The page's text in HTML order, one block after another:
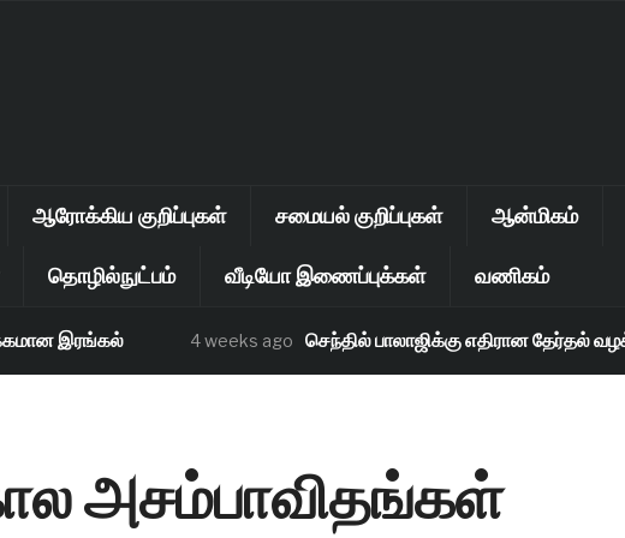
ஆரோக்கிய குறிப்புகள் சமையல் குறிப்புகள் ஆன்மிகம்
தொழில்நுட்பம் வீடியோ இணைப்புக்கள் வணிகம்
இரங்கல் 4 weeks ago செந்தில் பாலாஜிக்கு எதிரான தேர்தல் வழக்கு
அசம்பாவிதங்கள்